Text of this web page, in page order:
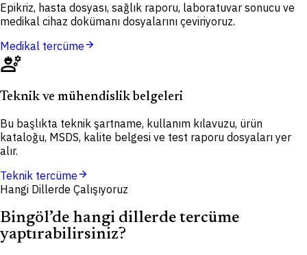
Epikriz, hasta dosyası, sağlık raporu, laboratuvar sonucu ve
medikal cihaz dokümanı dosyalarını çeviriyoruz.
Medikal tercümearrow_forward
engineering
Teknik ve mühendislik belgeleri
Bu başlıkta teknik şartname, kullanım kılavuzu, ürün
kataloğu, MSDS, kalite belgesi ve test raporu dosyaları yer
alır.
Teknik tercümearrow_forward
Hangi Dillerde Çalışıyoruz
Bingöl’de hangi dillerde tercüme
yaptırabilirsiniz?